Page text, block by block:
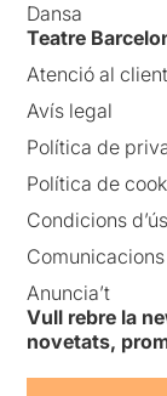
Dansa
Teatre
Atenció al client
Avís legal
Política de
Política de
Condicions d’ús
Anuncia’t
Vull rebre la
novetats,